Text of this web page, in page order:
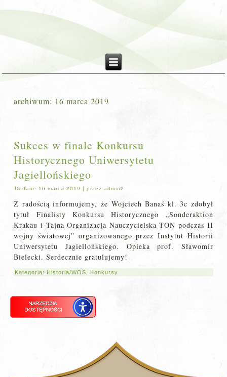
archiwum: 16 marca 2019
Sukces w finale Konkursu
Historycznego Uniwersytetu
Jagiellońskiego
Dodane 16 marca 2019 |przez admin2
Z radością informujemy, że Wojciech Banaś kl. 3c zdobył
tytuł Finalisty Konkursu Historycznego „Sonderaktion
Krakau i Tajna Organizacja Nauczycielska TON podczas II
wojny światowej” organizowanego przez Instytut Historii
Uniwersytetu Jagiellońskiego. Opieka prof. Sławomir
Bielecki. Serdecznie gratulujemy!
Kategoria: Historia/WOS Konkursy